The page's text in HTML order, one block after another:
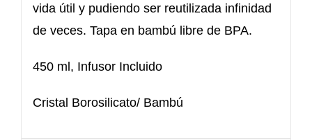
vida útil y pudiendo ser reutilizada infinidad
de veces. Tapa en bambú libre de BPA.
450 ml, Infusor Incluido
Cristal Borosilicato/ Bambú